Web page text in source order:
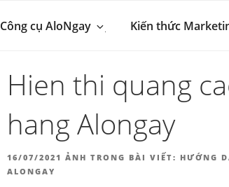
BLOG
Công cụ AloNgay
Kiến thức
Hien thi quang
hang Alongay
ĐĂNG
TRONG
16/07/2021 ẢNH TRONG BÀI VIẾT: HƯỚNG
ALONGAY